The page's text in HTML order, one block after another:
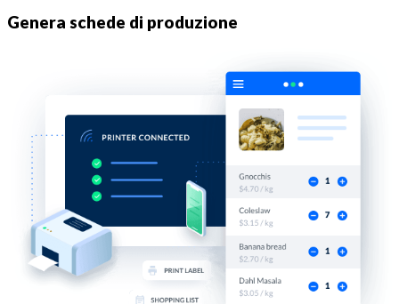
Genera schede di produzione